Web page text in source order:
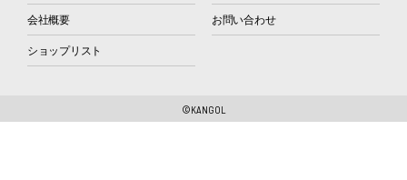
会社概要 お問い合わせ
ショップリスト
©KANGOL